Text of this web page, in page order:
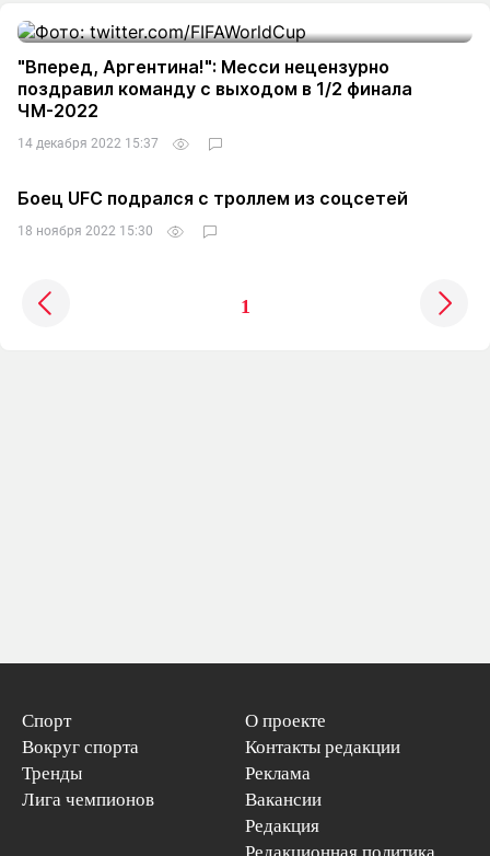
"Вперед, Аргентина!": Месси нецензурно
поздравил команду с выходом в 1/2 финала
ЧМ-2022
14 декабря 2022 15:37
Боец UFC подрался с троллем из соцсетей
18 ноября 2022 15:30
1
Спорт
Вокруг спорта
Тренды
Лига чемпионов
О проекте
Контакты редакции
Реклама
Вакансии
Редакция
Редакционная политика